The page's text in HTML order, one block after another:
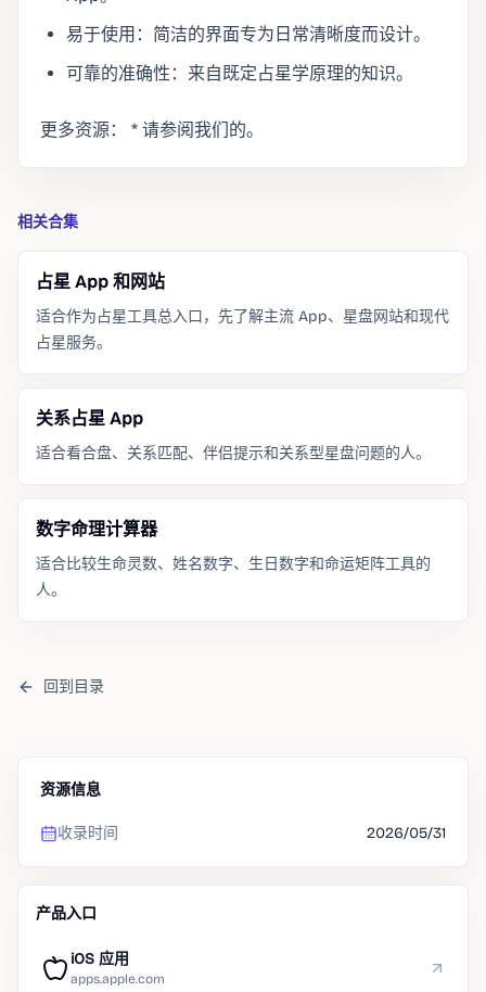
易于使用：简洁的界面专为日常清晰度而设计。
可靠的准确性：来自既定占星学原理的知识。
更多资源： * 请参阅我们的。
相关合集
占星 App 和网站
适合作为占星工具总入口，先了解主流 App、星盘网站和现代
占星服务。
关系占星 App
适合看合盘、关系匹配、伴侣提示和关系型星盘问题的人。
数字命理计算器
适合比较生命灵数、姓名数字、生日数字和命运矩阵工具的
人。
回到目录
资源信息
收录时间 2026/05/31
产品入口
iOS 应用
apps.apple.com